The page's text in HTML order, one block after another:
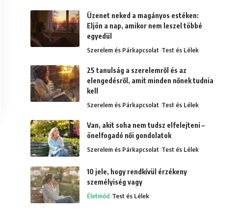
Üzenet neked a magányos estéken:
Eljön a nap, amikor nem leszel többé
egyedül
Szerelem és Párkapcsolat Test és Lélek
25 tanulság a szerelemről és az
elengedésről, amit minden nőnek tudnia
kell
Szerelem és Párkapcsolat Test és Lélek
Van, akit soha nem tudsz elfelejteni –
önelfogadó női gondolatok
Szerelem és Párkapcsolat Test és Lélek
10 jele, hogy rendkívül érzékeny
személyiség vagy
Életmód Test és Lélek